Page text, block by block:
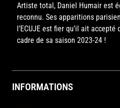
Artiste total, Daniel Humair est
reconnu. Ses apparitions
l’ECUJE est fier qu’il ait
cadre de sa saison 2023-24 !
INFORMATIONS